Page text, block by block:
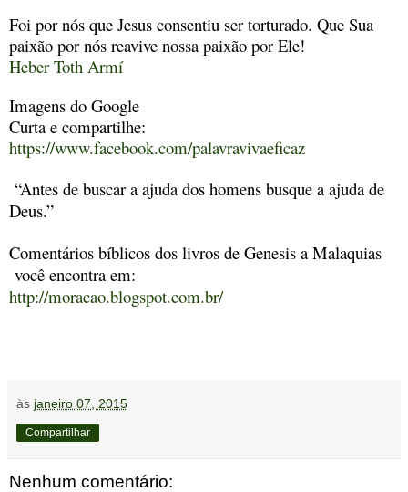
Foi por nós que Jesus consentiu ser torturado. Que Sua
paixão por nós reavive nossa paixão por Ele!
Heber Toth Armí
Imagens do Google
Curta e compartilhe:
https://www.facebook.com/palavravivaeficaz
“Antes de buscar a ajuda dos homens busque a ajuda de
Deus.”
Comentários bíblicos dos livros de Genesis a Malaquias
você encontra em:
http://moracao.blogspot.com.br/
às janeiro 07, 2015
Compartilhar
Nenhum comentário: